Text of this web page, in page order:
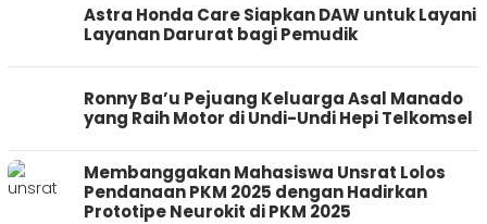
Astra Honda Care Siapkan DAW untuk Layani
Layanan Darurat bagi Pemudik
Ronny Ba’u Pejuang Keluarga Asal Manado
yang Raih Motor di Undi-Undi Hepi Telkomsel
Membanggakan Mahasiswa Unsrat Lolos
Pendanaan PKM 2025 dengan Hadirkan
Prototipe Neurokit di PKM 2025